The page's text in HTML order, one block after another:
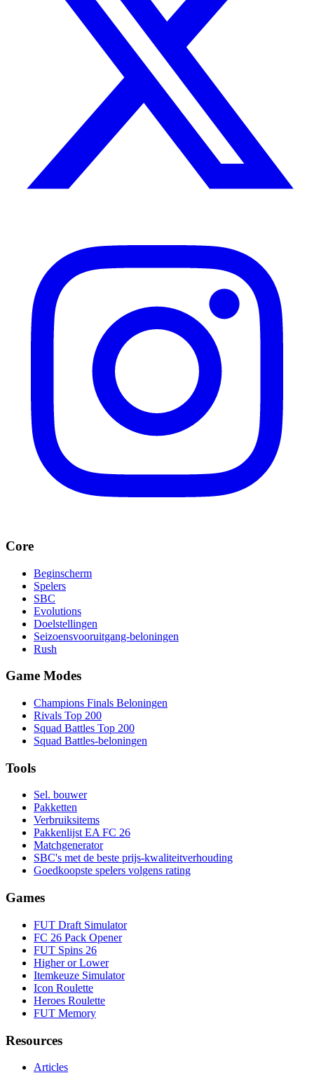
Core
Beginscherm
Spelers
SBC
Evolutions
Doelstellingen
Seizoensvooruitgang-beloningen
Rush
Game Modes
Champions Finals Beloningen
Rivals Top 200
Squad Battles Top 200
Squad Battles-beloningen
Tools
Sel. bouwer
Pakketten
Verbruiksitems
Pakkenlijst EA FC 26
Matchgenerator
SBC's met de beste prijs-kwaliteitverhouding
Goedkoopste spelers volgens rating
Games
FUT Draft Simulator
FC 26 Pack Opener
FUT Spins 26
Higher or Lower
Itemkeuze Simulator
Icon Roulette
Heroes Roulette
FUT Memory
Resources
Articles